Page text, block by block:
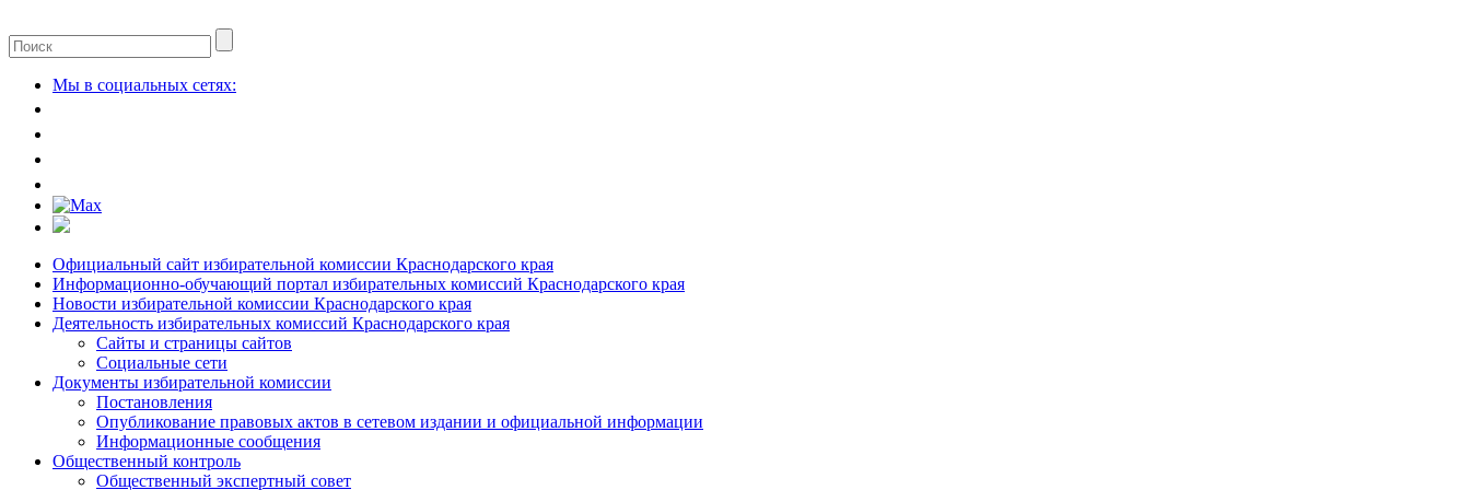
Мы в социальных сетях:
Официальный сайт избирательной комиссии Краснодарского края
Информационно-обучающий портал избирательных комиссий Краснодарского края
Новости избирательной комиссии Краснодарского края
Деятельность избирательных комиссий Краснодарского края
Сайты и страницы сайтов
Социальные сети
Документы избирательной комиссии
Постановления
Опубликование правовых актов в сетевом издании и официальной информации
Информационные сообщения
Общественный контроль
Общественный экспертный совет